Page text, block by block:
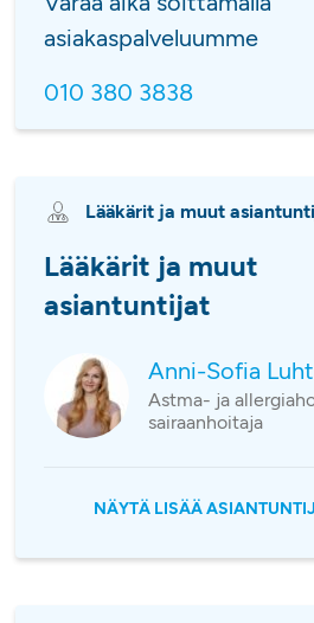
asiakaspalveluumme
010 380 3838
Lääkärit ja muut
Lääkärit ja muut
asiantuntijat
Anni-Sofia
Astma- ja
sairaanhoitaja
NÄYTÄ LISÄÄ